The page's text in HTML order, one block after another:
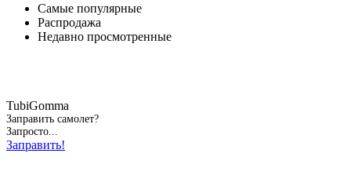
Самые популярные
Распродажа
Недавно просмотренные
TubiGomma
Заправить самолет?
Запросто...
Заправить!